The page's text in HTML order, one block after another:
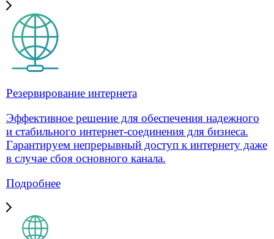
sales@smart-m2m.ru
Email
Услуги для бизнеса
Резервирование интернета
Объединение офисов
Управляемый Wi-Fi
Усиление сигнала мобильной связи и
интернета
Для охраны скуд
Для ЖКХ